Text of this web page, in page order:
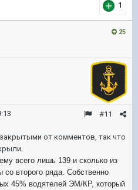
1
25
#11
от комментов, так что
всего лишь 139 и сколько из
со второго ряда. Собственно
45% водятелей ЭМ/КР, который